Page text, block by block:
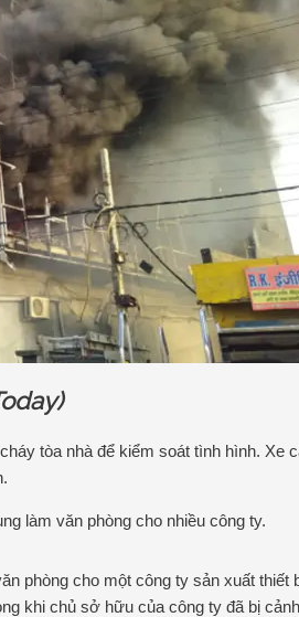
tòa nhà để kiểm soát tình hình. Xe
làm văn phòng cho nhiều công ty.
phòng cho một công ty sản xuất thiết
khi chủ sở hữu của công ty đã bị